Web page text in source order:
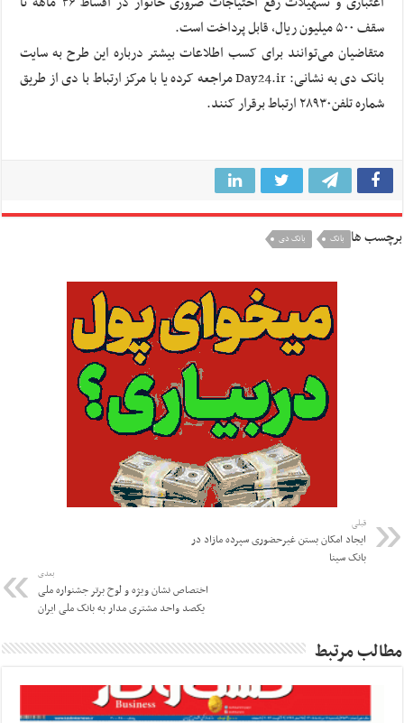
سقف ۵۰۰ میلیون ریال، قابل پرداخت است.
متقاضیان می‌توانند برای کسب اطلاعات بیشتر درباره این طرح به سایت
بانک دی به نشانی: Day24.ir مراجعه کرده یا با مرکز ارتباط با دی از طریق
شماره تلفن۲۸۹۳۰ ارتباط برقرار کنند.
برچسب ها بانک بانک دی
قبلی
ایجاد امکان بستن غیرحضوری سپرده مازاد در
بانک سینا
بعدی
اختصاص نشان ویژه و لوح برتر جشنواره ملی
یکصد واحد مشتری مدار به بانک ملی ایران
مطالب مرتبط